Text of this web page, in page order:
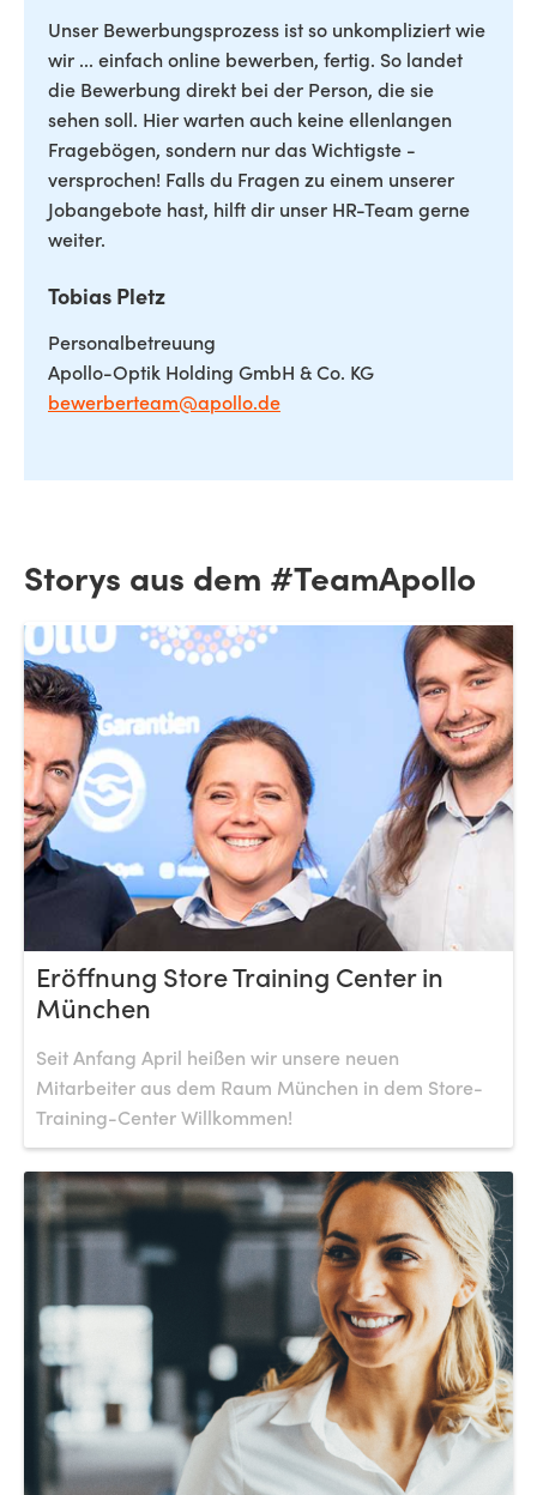
Unser Bewerbungsprozess ist so unkompliziert wie
wir ... einfach online bewerben, fertig. So landet
die Bewerbung direkt bei der Person, die sie
sehen soll. Hier warten auch keine ellenlangen
Fragebögen, sondern nur das Wichtigste -
versprochen! Falls du Fragen zu einem unserer
Jobangebote hast, hilft dir unser HR-Team gerne
weiter.
Tobias Pletz
Personalbetreuung
Apollo-Optik Holding GmbH & Co. KG
bewerberteam@apollo.de
Storys aus dem #TeamApollo
Eröffnung Store Training Center in
München
Seit Anfang April heißen wir unsere neuen
Mitarbeiter aus dem Raum München in dem Store-
Training-Center Willkommen!